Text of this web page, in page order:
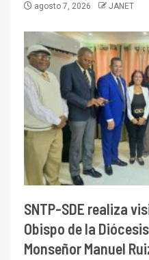
agosto 7, 2026 JANET
SNTP-SDE realiza
Obispo de la
Monseñor Manuel